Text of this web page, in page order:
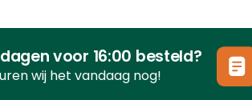
voor 16:00 besteld?
wij het vandaag nog!